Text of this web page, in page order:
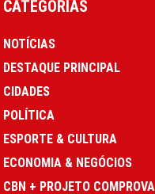
CATEGORIAS
NOTÍCIAS
DESTAQUE PRINCIPAL
CIDADES
POLÍTICA
ESPORTE & CULTURA
ECONOMIA & NEGÓCIOS
CBN + PROJETO COMPROVA